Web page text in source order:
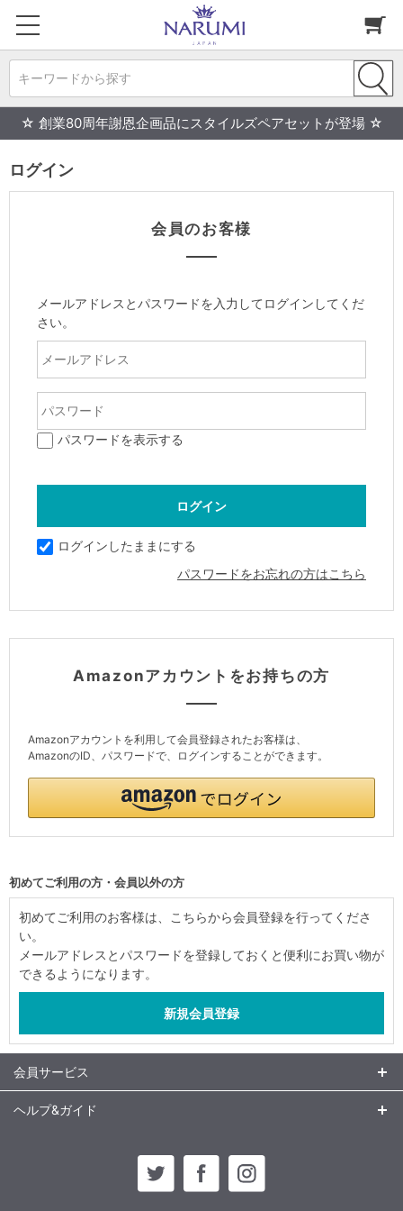
キーワードから探す
☆ 創業80周年謝恩企画品にスタイルズペアセットが登場 ☆
ログイン
会員のお客様
メールアドレスとパスワードを入力してログインしてくだ
さい。
パスワードを表示する
ログインしたままにする
パスワードをお忘れの方はこちら
Amazonアカウントをお持ちの方
Amazonアカウントを利用して会員登録されたお客様は、
AmazonのID、パスワードで、ログインすることができます。
初めてご利用の方・会員以外の方
初めてご利用のお客様は、こちらから会員登録を行ってくださ
い。
メールアドレスとパスワードを登録しておくと便利にお買い物が
できるようになります。
会員サービス
ヘルプ&ガイド